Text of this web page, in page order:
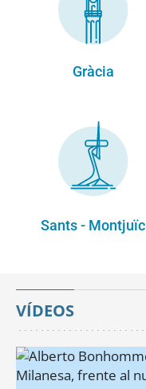
Gràcia
Sants - Montjuïc
VÍDEOS